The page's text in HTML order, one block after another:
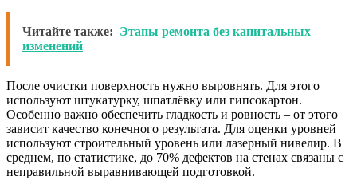
Читайте также: Этапы ремонта без капитальных
изменений
После очистки поверхность нужно выровнять. Для этого
используют штукатурку, шпатлёвку или гипсокартон.
Особенно важно обеспечить гладкость и ровность – от этого
зависит качество конечного результата. Для оценки уровней
используют строительный уровень или лазерный нивелир. В
среднем, по статистике, до 70% дефектов на стенах связаны с
неправильной выравнивающей подготовкой.